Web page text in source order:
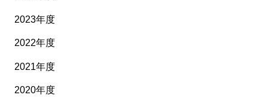
2023年度
2022年度
2021年度
2020年度